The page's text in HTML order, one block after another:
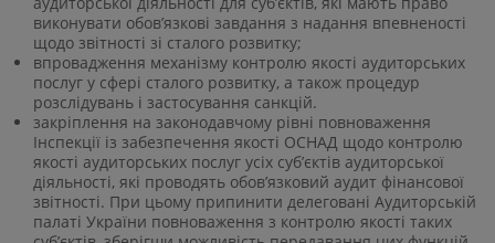
виконувати обов’язкові завдання з надання впевненості
щодо звітності зі сталого розвитку;
впровадження механізму контролю якості аудиторських
послуг у сфері сталого розвитку, а також процедур
розслідувань і застосування санкцій.
закріплення на законодавчому рівні повноваження
Інспекції із забезпечення якості ОСНАД щодо контролю
якості аудиторських послуг усіх суб’єктів аудиторської
діяльності, які проводять обов’язковий аудит фінансової
звітності. При цьому припинити делеговані Аудиторській
палаті України повноваження з контролю якості таких